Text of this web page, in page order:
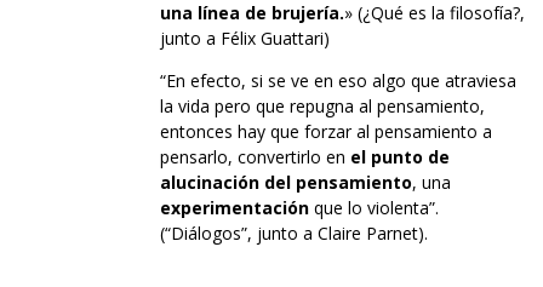
una línea de brujería.» (¿Qué es la filosofía?,
junto a Félix Guattari)
“En efecto, si se ve en eso algo que atraviesa
la vida pero que repugna al pensamiento,
entonces hay que forzar al pensamiento a
pensarlo, convertirlo en el punto de
alucinación del pensamiento, una
experimentación que lo violenta”.
(“Diálogos”, junto a Claire Parnet).